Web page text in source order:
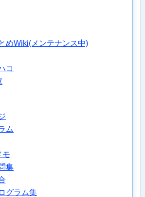
めWiki(メンテナンス中)
コ
ム
モ
集
グラム集